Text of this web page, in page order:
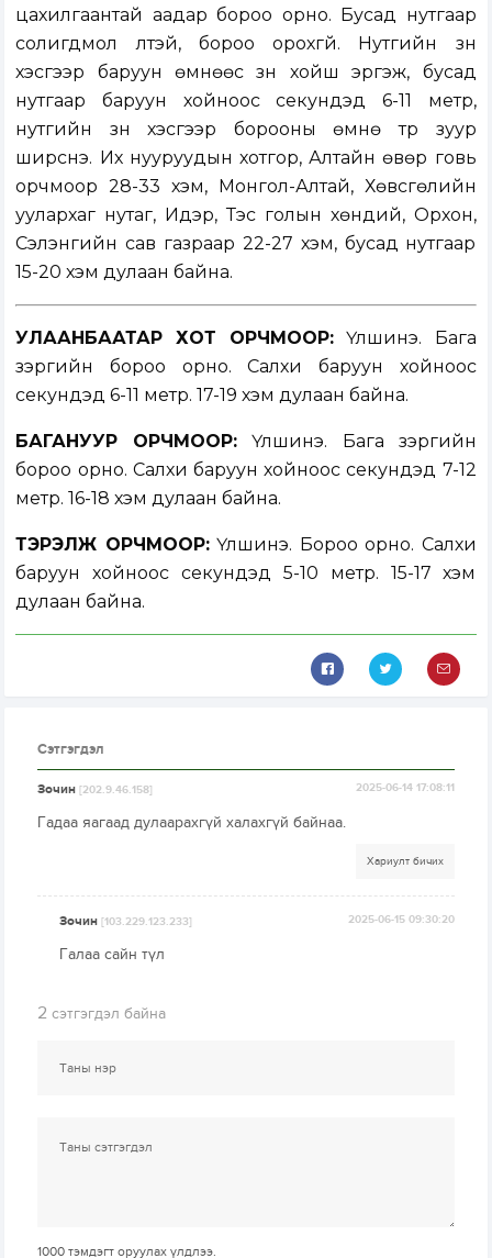
цахилгаантай аадар бороо орно. Бусад нутгаар
солигдмол үүлтэй, бороо орохгүй. Нутгийн зүүн
хэсгээр баруун өмнөөс зүүн хойш эргэж, бусад
нутгаар баруун хойноос секундэд 6-11 метр,
нутгийн зүүн хэсгээр борооны өмнө түр зуур
ширүүснэ. Их нууруудын хотгор, Алтайн өвөр говь
орчмоор 28-33 хэм, Монгол-Алтай, Хөвсгөлийн
уулархаг нутаг, Идэр, Тэс голын хөндий, Орхон,
Сэлэнгийн сав газраар 22-27 хэм, бусад нутгаар
15-20 хэм дулаан байна.
УЛААНБААТАР ХОТ ОРЧМООР: Үүлшинэ. Бага
зэргийн бороо орно. Салхи баруун хойноос
секундэд 6-11 метр. 17-19 хэм дулаан байна.
БАГАНУУР ОРЧМООР: Үүлшинэ. Бага зэргийн
бороо орно. Салхи баруун хойноос секундэд 7-12
метр. 16-18 хэм дулаан байна.
ТЭРЭЛЖ ОРЧМООР:Үүлшинэ. Бороо орно. Салхи
баруун хойноос секундэд 5-10 метр. 15-17 хэм
дулаан байна.
Сэтгэгдэл
Зочин[202.9.46.158] 2025-06-14 17:08:11
Гадаа яагаад дулаарахгүй халахгүй байнаа.
Хариулт бичих
Зочин[103.229.123.233] 2025-06-15 09:30:20
Галаа сайн түл
2 сэтгэгдэл байна
1000 тэмдэгт оруулах үлдлээ.